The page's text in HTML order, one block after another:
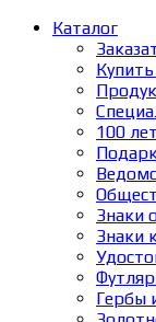
Каталог
100
Знаки
Знаки
Гербы